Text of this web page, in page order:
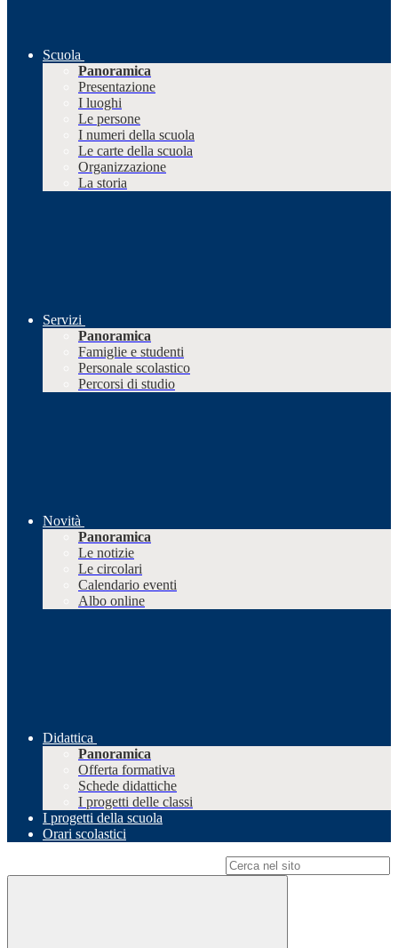
Scuola
Panoramica
Presentazione
I luoghi
Le persone
I numeri della scuola
Le carte della scuola
Organizzazione
La storia
Servizi
Panoramica
Famiglie e studenti
Personale scolastico
Percorsi di studio
Novità
Panoramica
Le notizie
Le circolari
Calendario eventi
Albo online
Didattica
Panoramica
Offerta formativa
Schede didattiche
I progetti delle classi
I progetti della scuola
Orari scolastici